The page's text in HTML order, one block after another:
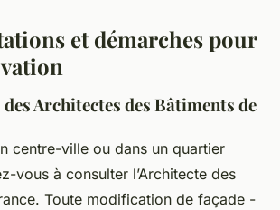
et démarches pour
des Architectes des Bâtiments de
centre-ville ou dans un quartier
vous à consulter l’Architecte des
Toute modification de façade -